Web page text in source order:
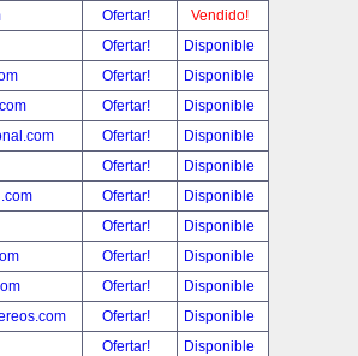
Ofertar!
Vendido!
Ofertar!
Disponible
Ofertar!
Disponible
Ofertar!
Disponible
Ofertar!
Disponible
Ofertar!
Disponible
Ofertar!
Disponible
Ofertar!
Disponible
Ofertar!
Disponible
Ofertar!
Disponible
Ofertar!
Disponible
Ofertar!
Disponible